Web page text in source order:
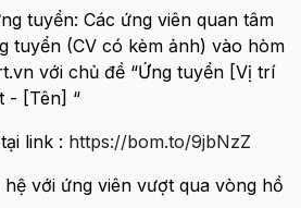
tuyển: Các ứng viên quan tâm
tuyển (CV có kèm ảnh) vào hòm
với chủ đề “Ứng tuyển [Vị trí
- [Tên] “
link : https://bom.to/9jbNzZ
hệ với ứng viên vượt qua vòng hồ